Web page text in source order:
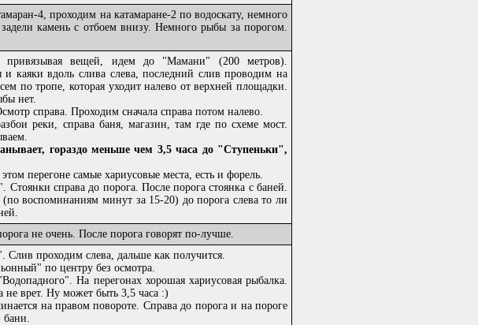
4, проходим на катамаране-2 по водоскату, немного
камень с отбоем внизу. Немного рыбы за порогом.
привязывая вещей, идем до "Мамани" (200 метров).
каяки вдоль слива слева, последний слив проводим на
по тропе, которая уходит налево от верхней площадки.
нет.
справа. Проходим сначала справа потом налево.
реки, справа баня, магазин, там где по схеме мост.
гораздо меньше чем 3,5 часа до "Ступеньки",
перегоне самые хариусовые места, есть и форель.
справа до порога. После порога стоянка с баней.
(по воспоминаниям минут за 15-20) до порога слева то ли
не очень. После порога говорят по-лучше.
проходим слева, дальше как получится.
по центру без осмотра.
На перегонах хорошая хариусовая рыбалка.
не врет. Ну может быть 3,5 часа :)
на правом повороте. Справа до порога и на пороге
бани.